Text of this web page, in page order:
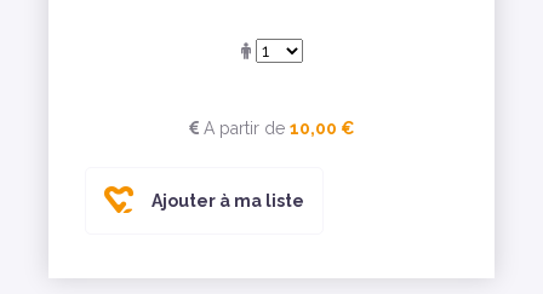
A partir de 10,00 €
Ajouter à ma liste